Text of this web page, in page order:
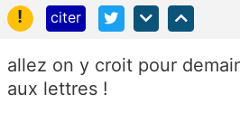
!
citer
allez on y croit pour
aux lettres !